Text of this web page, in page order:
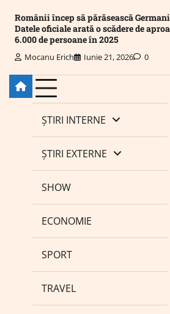
Românii încep să părăsească
Datele oficiale arată o scădere de
6.000 de persoane în 2025
Mocanu Erich Iunie 21, 2026 0
ȘTIRI INTERNE
ȘTIRI EXTERNE
SHOW
ECONOMIE
SPORT
TRAVEL